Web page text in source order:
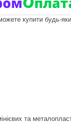
купити будь-
та